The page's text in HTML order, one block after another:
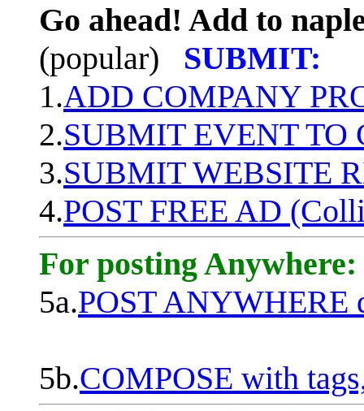
Go ahead! Add to
(popular)
SUBMIT:
1.ADD COMPANY
2.SUBMIT EVENT TO
3.SUBMIT WEBSITE
4.POST FREE AD
For posting Anywhere:
5a.POST ANYWHERE
5b.COMPOSE with